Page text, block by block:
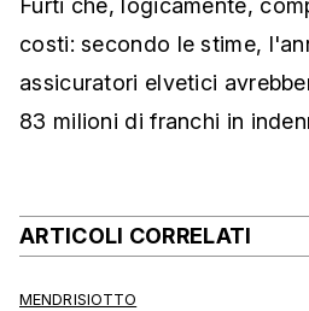
Furti che, logicamente,
costi: secondo le stime,
assicuratori elvetici
83 milioni di franchi in
ARTICOLI CORRELATI
MENDRISIOTTO